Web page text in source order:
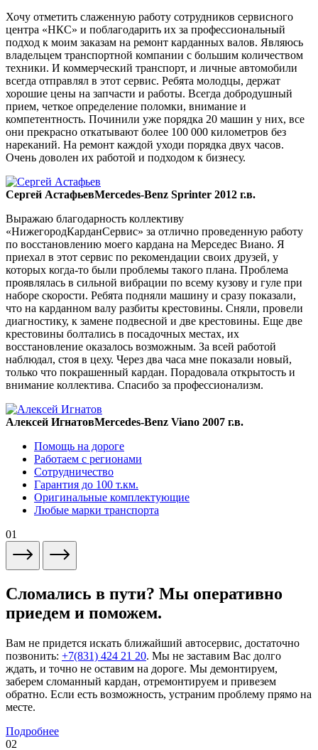
Хочу отметить слаженную работу сотрудников сервисного
центра «НКС» и поблагодарить их за профессиональный
подход к моим заказам на ремонт карданных валов. Являюсь
владельцем транспортной компании с большим количеством
техники. И коммерческий транспорт, и личные автомобили
всегда отправлял в этот сервис. Ребята молодцы, держат
хорошие цены на запчасти и работы. Всегда добродушный
прием, четкое определение поломки, внимание и
компетентность. Починили уже порядка 20 машин у них, все
они прекрасно откатывают более 100 000 километров без
нареканий. На ремонт каждой уходи порядка двух часов.
Очень доволен их работой и подходом к бизнесу.
Сергей АстафьевMercedes-Benz Sprinter 2012 г.в.
Выражаю благодарность коллективу
«НижегородКарданСервис» за отлично проведенную работу
по восстановлению моего кардана на Мерседес Виано. Я
приехал в этот сервис по рекомендации своих друзей, у
которых когда-то были проблемы такого плана. Проблема
проявлялась в сильной вибрации по всему кузову и гуле при
наборе скорости. Ребята подняли машину и сразу показали,
что на карданном валу разбиты крестовины. Сняли, провели
диагностику, к замене подвесной и две крестовины. Еще две
крестовины болтались в посадочных местах, их
восстановление оказалось возможным. За всей работой
наблюдал, стоя в цеху. Через два часа мне показали новый,
только что покрашенный кардан. Порадовала открытость и
внимание коллектива. Спасибо за профессионализм.
Алексей ИгнатовMercedes-Benz Viano 2007 г.в.
Помощь на дороге
Работаем с регионами
Сотрудничество
Гарантия до 100 т.км.
Оригинальные комплектующие
Любые марки транспорта
01
Сломались в пути? Мы оперативно
приедем и поможем.
Вам не придется искать ближайший автосервис, достаточно
позвонить: +7(831) 424 21 20. Мы не заставим Вас долго
ждать, и точно не оставим на дороге. Мы демонтируем,
заберем сломанный кардан, отремонтируем и привезем
обратно. Если есть возможность, устраним проблему прямо на
месте.
Подробнее
02